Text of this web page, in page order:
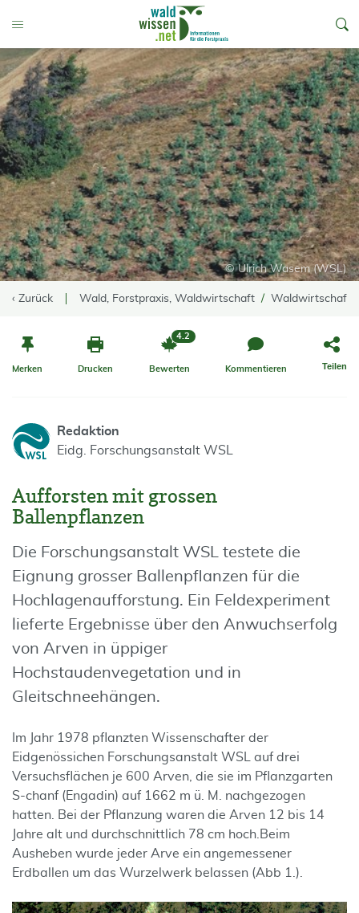
Toggle Menu
© Ulrich Wasem (WSL)
‹ Zurück Wald, Forstpraxis, Waldwirtschaft Waldwirtschaft
Merken Drucken Bewerten
4.2
Kommentieren Teilen
Redaktion
Eidg. Forschungsanstalt WSL
Aufforsten mit grossen
Ballenpflanzen
Die Forschungsanstalt WSL testete die
Eignung grosser Ballenpflanzen für die
Hochlagenaufforstung. Ein Feldexperiment
lieferte Ergebnisse über den Anwuchserfolg
von Arven in üppiger
Hochstaudenvegetation und in
Gleitschneehängen.
Im Jahr 1978 pflanzten Wissenschafter der
Eidgenössichen Forschungsanstalt WSL auf drei
Versuchsflächen je 600 Arven, die sie im Pflanzgarten
S-chanf (Engadin) auf 1662 m ü. M. nachgezogen
hatten. Bei der Pflanzung waren die Arven 12 bis 14
Jahre alt und durchschnittlich 78 cm hoch.Beim
Ausheben wurde jeder Arve ein angemessener
Erdballen um das Wurzelwerk belassen (Abb 1.).